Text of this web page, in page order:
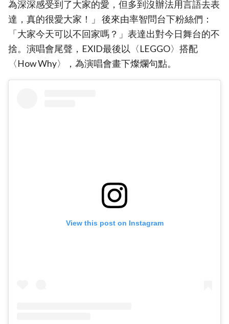
為深深感受到了大家的愛，但多到沒辦法用言語去表
達，真的很愛大家！」 後來由率智問台下粉絲們：
「大家今天可以不回家嗎？」表達出對今日舞台的不
捨。演唱會尾聲，EXID最後以〈LEGGO〉搭配
〈How Why〉，為演唱會畫下燦爛句點。
View this post on Instagram